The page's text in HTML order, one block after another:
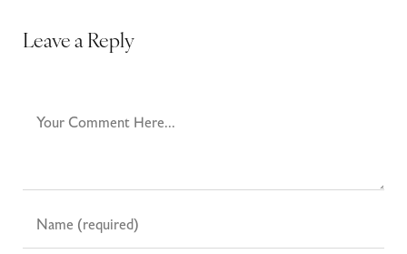
Leave a Reply